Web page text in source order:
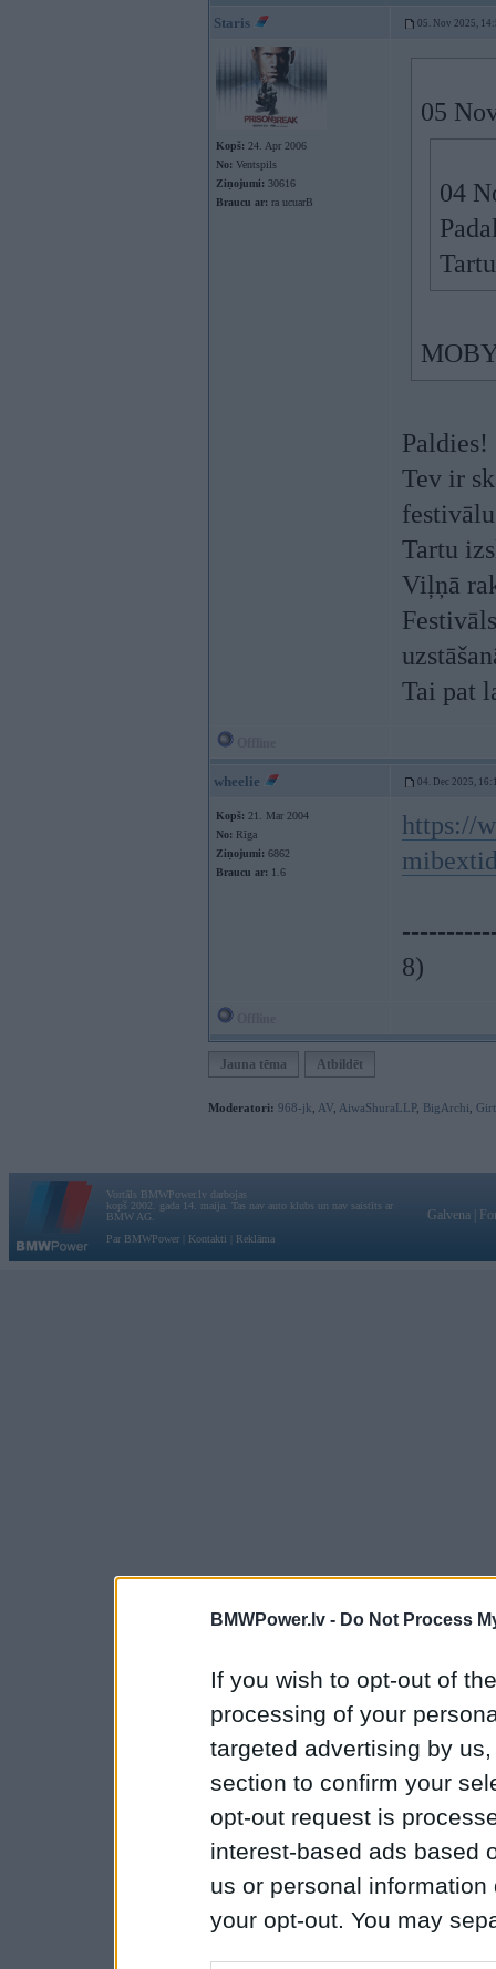
BMWPower.lv - Do Not Process
If you wish to opt-out of
processing of your
targeted advertising by
section to confirm your
opt-out request is
interest-based ads based
us or personal
your opt-out. You may
Staris 05. Nov 2025,
Kopš: 24. Apr 2006
No: Ventspils
Ziņojumi: 30616
Braucu ar: ra ucuarB
05
04
Paldies!
Tev ir
Tartu
Viļņā
Tai pat
wheelie 04. Dec 2025,
Kopš: 21. Mar 2004
No: Rīga
Ziņojumi: 6862
Braucu ar: 1.6
https://
8)
Jauna tēma Atbildēt
Moderatori: 968-jk AV AiwaShuraLLP, BigArchi
Vortāls BMWPower.lv darbojas
kopš 2002. gada 14. maija. Tas nav auto klubs un nav saistīts ar
BMW AG.
Par BMWPower
Kontakti Reklāma
Galvena